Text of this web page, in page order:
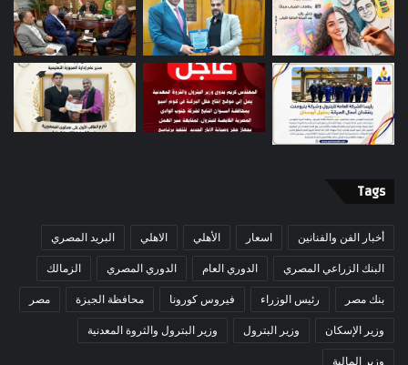
Tags
أخبار الفن والفنانين اسعار الأهلي الاهلي البريد المصري
البنك الزراعي المصري الدوري العام الدوري المصري الزمالك
بنك مصر رئيس الوزراء فيروس كورونا محافظة الجيزة مصر
وزير الإسكان وزير البترول وزير البترول والثروة المعدنية
وزير المالية